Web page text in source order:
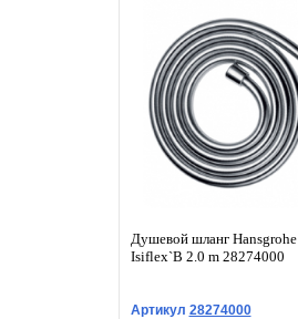
Душевой шланг
Isiflex`B 2.0 m 28274000
Артикул 28274000